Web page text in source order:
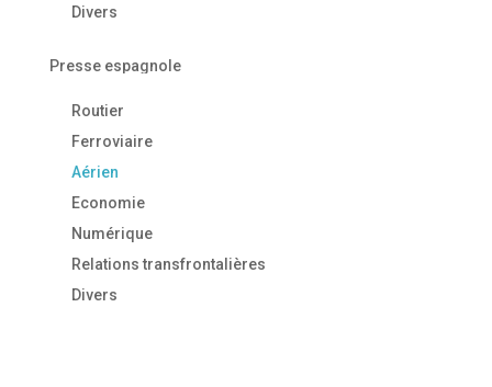
Divers
Presse espagnole
Routier
Ferroviaire
Aérien
Economie
Numérique
Relations transfrontalières
Divers